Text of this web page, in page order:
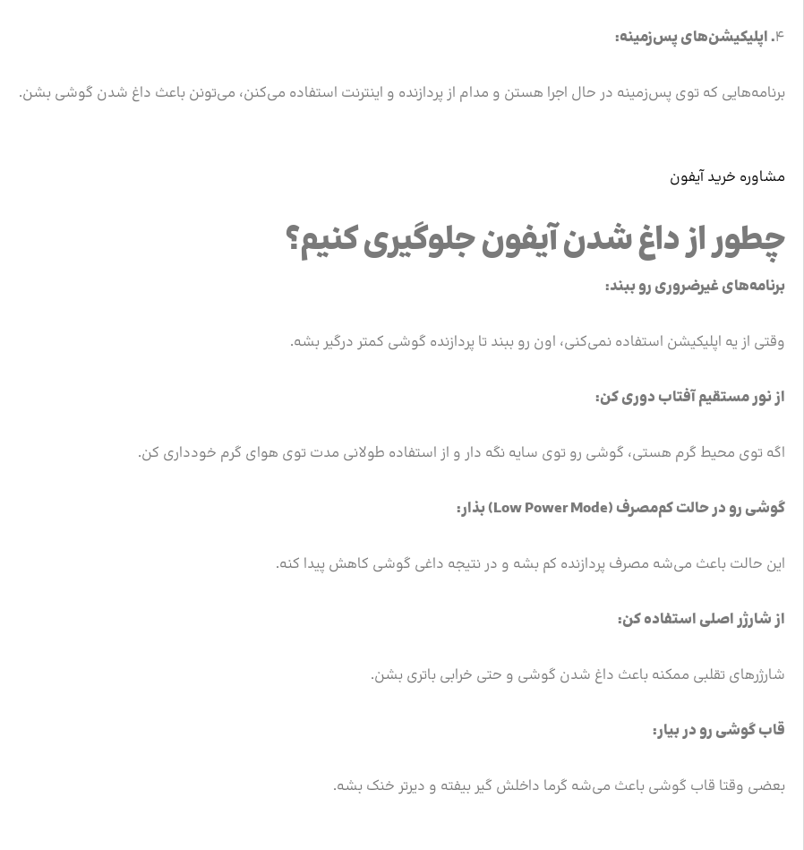
۴. اپلیکیشن‌های پس‌زمینه:
برنامه‌هایی که توی پس‌زمینه در حال اجرا هستن و مدام از پردازنده و اینترنت استفاده می‌کنن، می‌تونن باعث داغ شدن گوشی بشن.
مشاوره خرید آیفون
چطور از داغ شدن آیفون جلوگیری کنیم؟
برنامه‌های غیرضروری رو ببند:
وقتی از یه اپلیکیشن استفاده نمی‌کنی، اون رو ببند تا پردازنده گوشی کمتر درگیر بشه.
از نور مستقیم آفتاب دوری کن:
اگه توی محیط گرم هستی، گوشی رو توی سایه نگه دار و از استفاده طولانی مدت توی هوای گرم خودداری کن.
گوشی رو در حالت کم‌مصرف (Low Power Mode) بذار:
این حالت باعث می‌شه مصرف پردازنده کم بشه و در نتیجه داغی گوشی کاهش پیدا کنه.
از شارژر اصلی استفاده کن:
شارژرهای تقلبی ممکنه باعث داغ شدن گوشی و حتی خرابی باتری بشن.
قاب گوشی رو در بیار:
بعضی وقتا قاب گوشی باعث می‌شه گرما داخلش گیر بیفته و دیرتر خنک بشه.